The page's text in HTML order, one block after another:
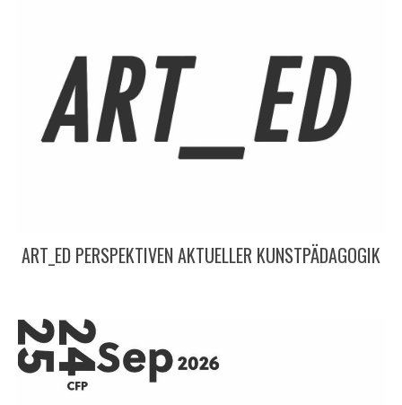
ART_ED PERSPEKTIVEN AKTUELLER KUNSTPÄDAGOGIK